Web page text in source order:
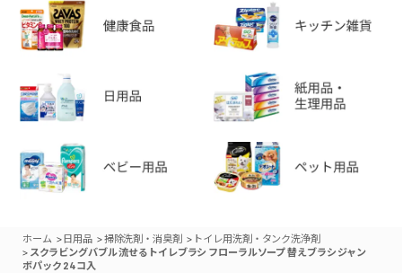
ホーム > 日用品 >掃除洗剤・消臭剤 > トイレ用洗剤・タンク洗浄剤
> スクラビングバブル 流せるトイレブラシ フローラルソープ 替えブラシ ジャン
ボパック 24コ入